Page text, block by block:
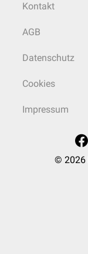
Kontakt
AGB
Datenschutz
Cookies
Impressum
© 2026